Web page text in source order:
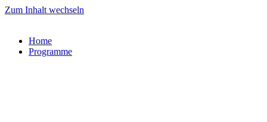
Zum Inhalt wechseln
Home
Programme